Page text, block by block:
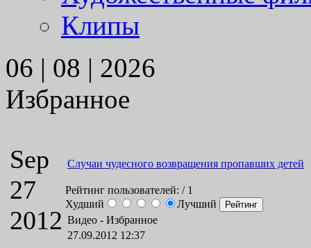
Клипы
06 | 08 | 2026
Избранное
Sep
27
2012
Случаи чудесного возвращения пропавших детей
Рейтинг пользователей: / 1
Худший
Лучший
Видео - Избранное
27.09.2012 12:37